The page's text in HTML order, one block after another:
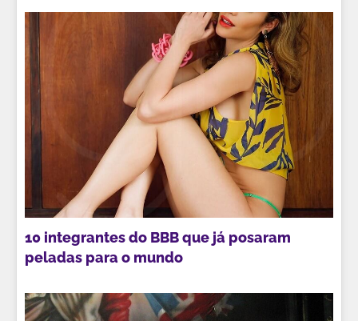
10 integrantes do BBB que já posaram
peladas para o mundo